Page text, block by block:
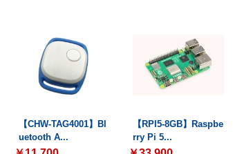
【CHW-TAG4001】Bl
uetooth A...
【RPI5-8GB】Raspbe
rry Pi 5...